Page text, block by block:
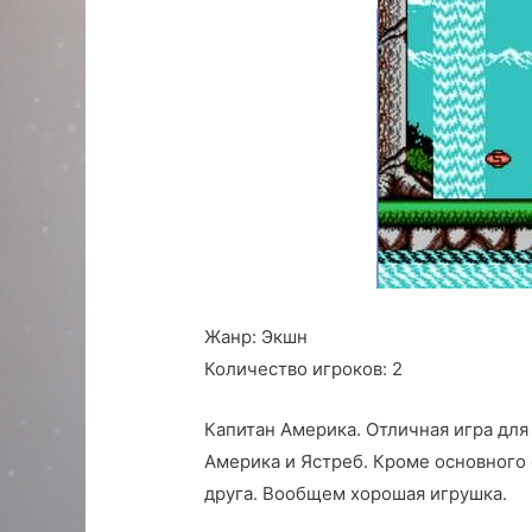
Жанр: Экшн
Количество игроков: 2
Капитан Америка. Отличная игра
Америка и Ястреб. Кроме
друга. Вообщем хорошая игрушка.